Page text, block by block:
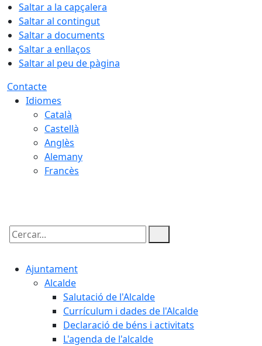
Saltar a la capçalera
Saltar al contingut
Saltar a documents
Saltar a enllaços
Saltar al peu de pàgina
Contacte
Idiomes
Català
Castellà
Anglès
Alemany
Francès
Cercar:
Ajuntament
Alcalde
Salutació de l'Alcalde
Currículum i dades de l'Alcalde
Declaració de béns i activitats
L'agenda de l'alcalde